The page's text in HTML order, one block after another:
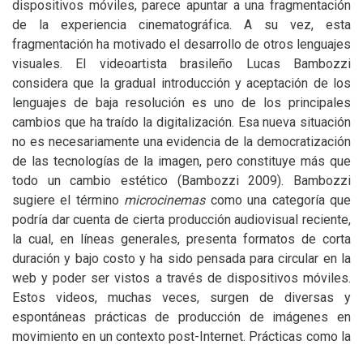
dispositivos móviles, parece apuntar a una fragmentación
de la experiencia cinematográfica. A su vez, esta
fragmentación ha motivado el desarrollo de otros lenguajes
visuales. El videoartista brasileño Lucas Bambozzi
considera que la gradual introducción y aceptación de los
lenguajes de baja resolución es uno de los principales
cambios que ha traído la digitalización. Esa nueva situación
no es necesariamente una evidencia de la democratización
de las tecnologías de la imagen, pero constituye más que
todo un cambio estético (Bambozzi 2009). Bambozzi
sugiere el término microcinemas como una categoría que
podría dar cuenta de cierta producción audiovisual reciente,
la cual, en líneas generales, presenta formatos de corta
duración y bajo costo y ha sido pensada para circular en la
web y poder ser vistos a través de dispositivos móviles.
Estos videos, muchas veces, surgen de diversas y
espontáneas prácticas de producción de imágenes en
movimiento en un contexto post-Internet. Prácticas como la